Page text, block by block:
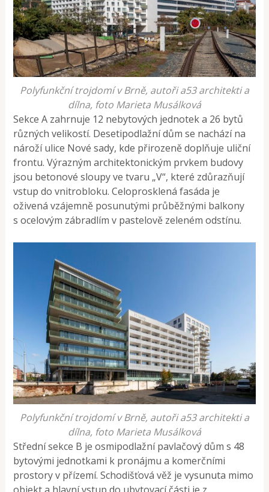
Polyfunkční trojdomí v Brně, autoři a53 architekti a
dílna, foto Marieta Musálková
Sekce A zahrnuje 12 nebytových jednotek a 26 bytů
různých velikostí. Desetipodlažní dům se nachází na
nároží ulice Nové sady, kde přirozeně doplňuje uliční
frontu. Výrazným architektonickým prvkem budovy
jsou betonové sloupy ve tvaru „V“, které zdůrazňují
vstup do vnitrobloku. Celoprosklená fasáda je
oživená vzájemně posunutými průběžnými balkony
s ocelovým zábradlím v pastelově zeleném odstínu.
Polyfunkční trojdomí v Brně, autoři a53 architekti a
dílna, foto Marieta Musálková
Střední sekce B je osmipodlažní pavlačový dům s 48
bytovými jednotkami k pronájmu a komerčními
prostory v přízemí. Schodišťová věž je vysunuta mimo